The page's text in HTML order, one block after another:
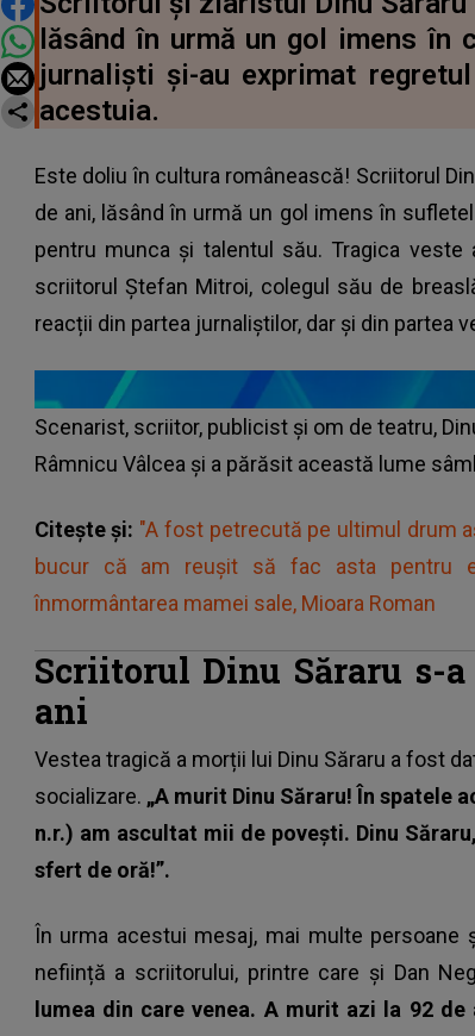
lăsând în urmă un gol imens în
jurnaliști și-au exprimat
acestuia.
Este doliu în cultura românească! Scriitorul
de ani, lăsând în urmă un gol imens în
pentru munca și talentul său. Tragica
scriitorul Ștefan Mitroi, colegul său de
reacții din partea jurnaliștilor, dar și din partea
Scenarist, scriitor, publicist și om de teatru,
Râmnicu Vâlcea și a părăsit această lume
Citește și: "A fost petrecută pe ultimul drum
bucur că am reușit să fac asta pentru
înmormântarea mamei sale, Mioara Roman
Scriitorul Dinu Săraru s-
ani
Vestea tragică a morții lui Dinu Săraru a fost
socializare. „A murit Dinu Săraru! În spatele
n.r.) am ascultat mii de poveşti. Dinu
sfert de oră!”.
În urma acestui mesaj, mai multe persoane
neființă a scriitorului, printre care și Dan
lumea din care venea. A murit azi la 92